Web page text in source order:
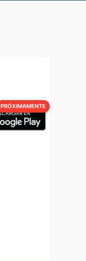
PRÓXIMAMENTE